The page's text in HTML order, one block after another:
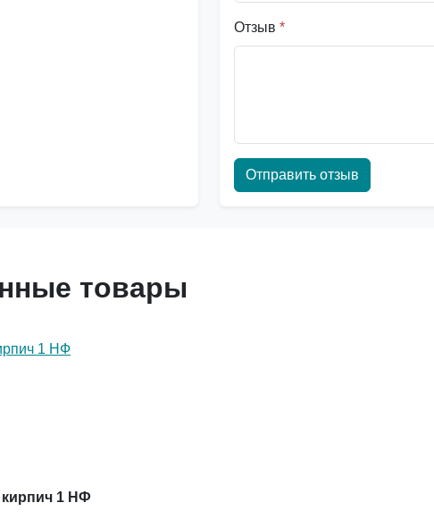
Отзыв *
Отправить отзыв
товары
1 НФ